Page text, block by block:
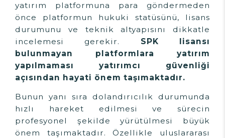
yatırım platformuna para göndermeden
önce platformun hukuki statüsünü, lisans
durumunu ve teknik altyapısını dikkatle
incelemesi gerekir. SPK lisansı
bulunmayan platformlara yatırım
yapılmaması yatırımcı güvenliği
açısından hayati önem taşımaktadır.
Bunun yanı sıra dolandırıcılık durumunda
hızlı hareket edilmesi ve sürecin
profesyonel şekilde yürütülmesi büyük
önem taşımaktadır. Özellikle uluslararası